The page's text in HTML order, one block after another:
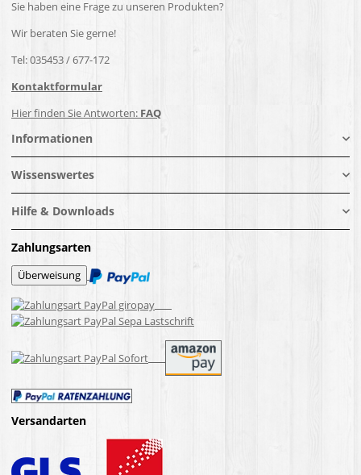
Sie haben eine Frage zu unseren Produkten?
Wir beraten Sie gerne!
Tel: 035453 / 677-172
Kontaktformular
Hier finden Sie Antworten: FAQ
Informationen
Wissenswertes
Hilfe & Downloads
Zahlungsarten
Versandarten